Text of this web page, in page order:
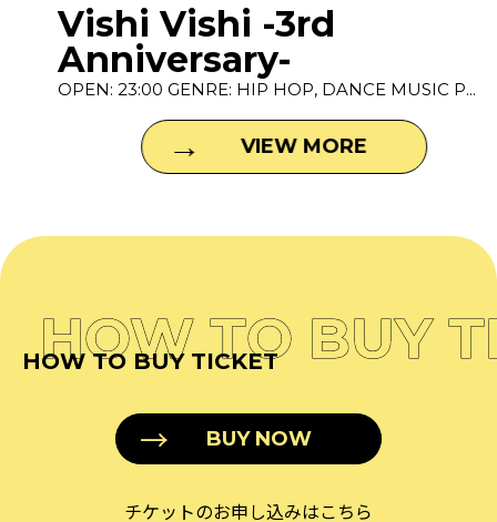
Vishi Vishi -3rd
Anniversary-
OPEN: 23:00 GENRE: HIP HOP, DANCE MUSIC P...
VIEW MORE
HOW TO BUY
HOW TO BUY TICKET
BUY NOW
チケットのお申し込みはこちら